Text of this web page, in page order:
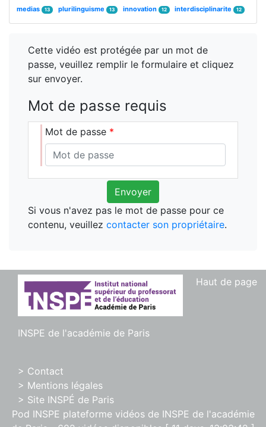
Cette vidéo est protégée par un mot de
passe, veuillez remplir le formulaire et cliquez
sur envoyer.
Mot de passe requis
Mot de passe *
Envoyer
Si vous n'avez pas le mot de passe pour ce
contenu, veuillez contacter son propriétaire.
medias 13 plurilinguisme 13 innovation 12 interdisciplinarite 12
Haut de page
INSPE de l'académie de Paris
> Contact
> Mentions légales
> Site INSPÉ de Paris
Pod INSPE plateforme vidéos de INSPE de l'académie